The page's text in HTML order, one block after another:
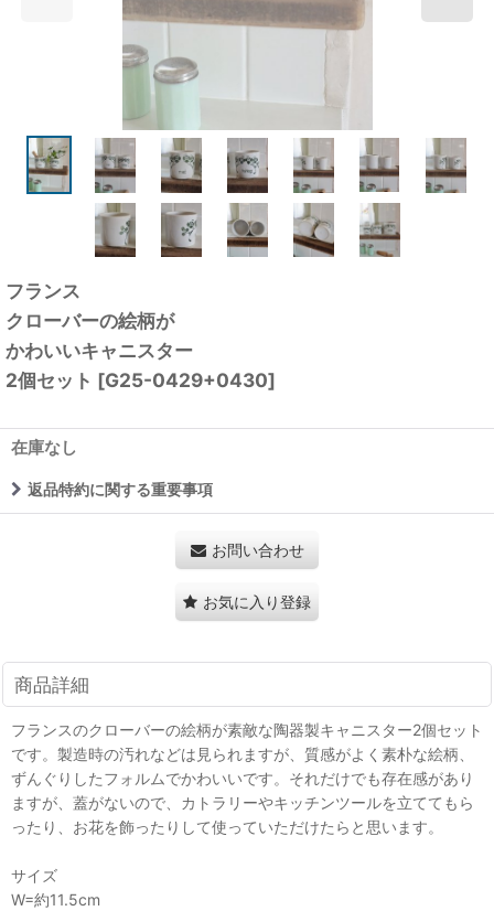
フランス
クローバーの絵柄が
かわいいキャニスター
2個セット [G25-0429+0430]
在庫なし
返品特約に関する重要事項
お問い合わせ
お気に入り登録
商品詳細
フランスのクローバーの絵柄が素敵な陶器製キャニスター2個セット
です。製造時の汚れなどは見られますが、質感がよく素朴な絵柄、
ずんぐりしたフォルムでかわいいです。それだけでも存在感があり
ますが、蓋がないので、カトラリーやキッチンツールを立ててもら
ったり、お花を飾ったりして使っていただけたらと思います。
サイズ
W=約11.5cm